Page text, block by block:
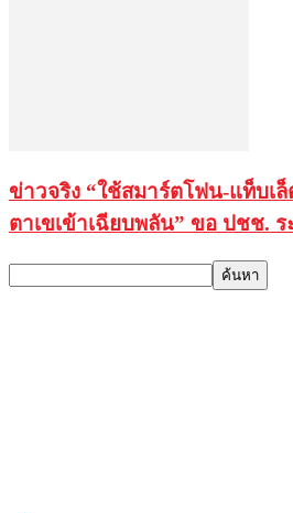
ข่าวจริง “ใช้สมาร์ตโฟน-แท็บเล็
ตาเขเข้าเฉียบพลัน” ขอ ปชช. ร